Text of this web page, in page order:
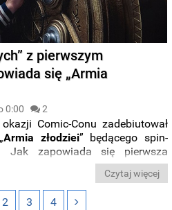
z pierwszym
się „Armia
0:00 2
Comic-Conu zadebiutował
Armia złodziei” będącego spin-
Jak zapowiada się pierwsza
, którego poznaliśmy w ostatnim
Czytaj więcej
2 3 4